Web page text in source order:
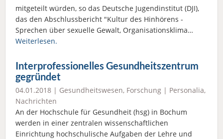
mitgeteilt würden, so das Deutsche Jugendinstitut (DJI),
das den Abschlussbericht "Kultur des Hinhörens -
Sprechen über sexuelle Gewalt, Organisationsklima…
Weiterlesen.
Interprofessionelles Gesundheitszentrum
gegründet
04.01.2018 | Gesundheitswesen, Forschung | Personalia,
Nachrichten
An der Hochschule für Gesundheit (hsg) in Bochum
werden in einer zentralen wissenschaftlichen
Einrichtung hochschulische Aufgaben der Lehre und